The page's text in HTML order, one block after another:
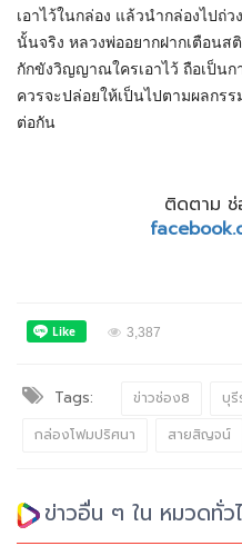
เอาไว้ในกล่อง แล้วนำกล่องไปถ่
นั้นจริง หลวงพ่ออยากฝากเตือนส
กักขังวิญญาณใครเอาไว้ ถือเป็นก
ควรจะปล่อยให้เป็นไปตามผลกร
ต่อกัน
ติดตาม ช่
3,387
Tags: ข่าวช่อง8 บุ
กล่องโฟมปริศนา
สายสิญจน์
ข่าวอื่น ๆ ใน หมวดทั่ว